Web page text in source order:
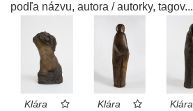
podľa názvu, autora / autorky, tagov...
Klára
Klára
Klára